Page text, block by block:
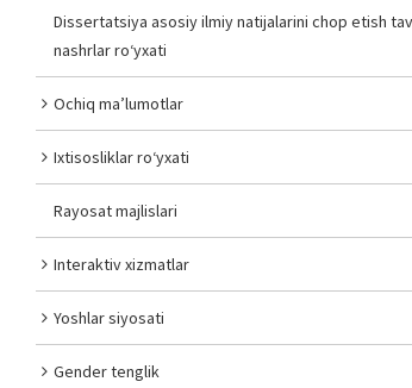
Dissertatsiya asosiy ilmiy natijalarini chop etish
nashrlar ro‘yxati
Ochiq ma’lumotlar
Ixtisosliklar ro‘yxati
Rayosat majlislari
Interaktiv xizmatlar
Yoshlar siyosati
Gender tenglik